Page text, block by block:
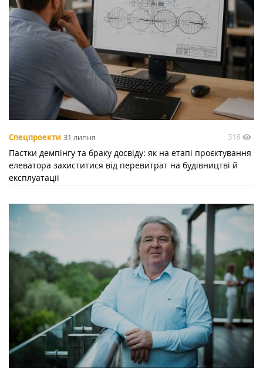
Спецпроекти 31 липня 318
Пастки демпінгу та браку досвіду: як на етапі проєктування
елеватора захиститися від перевитрат на будівництві й
експлуатації